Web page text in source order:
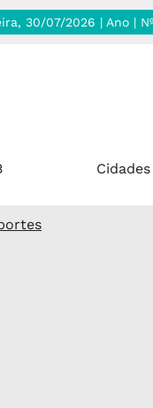
30/07/2026 | Ano |
Cidades